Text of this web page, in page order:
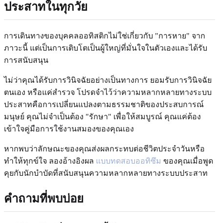
ประสาทในทุกวัย
การเดินทางของบุคคลออทิสติกไม่ใช่เกี่ยวกับ "การหาย" จาก
ภาวะนี้ แต่เป็นการเติบโตเป็นผู้ใหญ่ที่มั่นใจในตัวเองและได้รับ
การสนับสนุน
ไม่ว่าคุณได้รับการวินิจฉัยอย่างเป็นทางการ ยอมรับการวินิจฉัย
ตนเอง หรือแค่สำรวจ โปรดจำไว้ว่าความหลากหลายทางระบบ
ประสาทคือการเปลี่ยนแปลงตามธรรมชาติของประสบการณ์
มนุษย์ คุณไม่จำเป็นต้อง "รักษา" เพื่อให้สมบูรณ์ คุณแค่ต้อง
เข้าใจคู่มือการใช้งานสมองของคุณเอง
หากพบว่าลักษณะของคุณส่งผลกระทบต่อชีวิตประจำวันหรือ
ทำให้ทุกข์ใจ ลองอ้างอิงผล แบบทดสอบออทิซึม ของคุณเมื่อพูด
คุยกับนักบำบัดที่สนับสนุนความหลากหลายทางระบบประสาท
คำถามที่พบบ่อย